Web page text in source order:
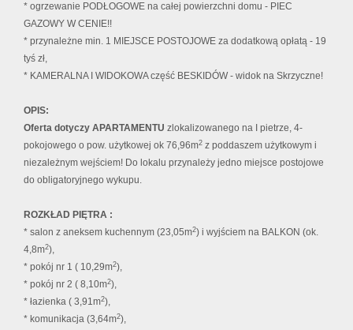
* ogrzewanie PODŁOGOWE na całej powierzchni domu - PIEC
GAZOWY W CENIE!!
* przynależne min. 1 MIEJSCE POSTOJOWE za dodatkową opłatą - 19
tyś zł,
* KAMERALNA I WIDOKOWA część BESKIDÓW - widok na Skrzyczne!
OPIS:
Oferta dotyczy APARTAMENTU zlokalizowanego na I pietrze, 4-
pokojowego o pow. użytkowej ok 76,96m2 z poddaszem użytkowym i
niezależnym wejściem! Do lokalu przynależy jedno miejsce postojowe
do obligatoryjnego wykupu.
ROZKŁAD PIĘTRA :
* salon z aneksem kuchennym (23,05m2) i wyjściem na BALKON (ok.
4,8m2),
* pokój nr 1 ( 10,29m2),
* pokój nr 2 ( 8,10m2),
* łazienka ( 3,91m2),
* komunikacja (3,64m2),